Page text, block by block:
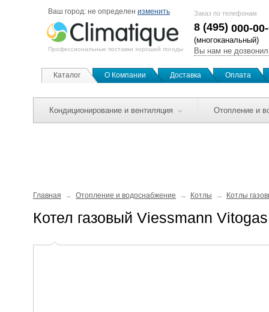
Ваш город: не определен изменить
Профессиональные поставки хорошей погоды
Заказ по телефонам
8 (495) 000-
(многоканальный)
Вы нам не
Каталог О Компании Доставка Оплата
Кондиционирование и вентиляция Отопление и
Главная Отопление и водоснабжение Котлы Котлы
Котел газовый Viessmann